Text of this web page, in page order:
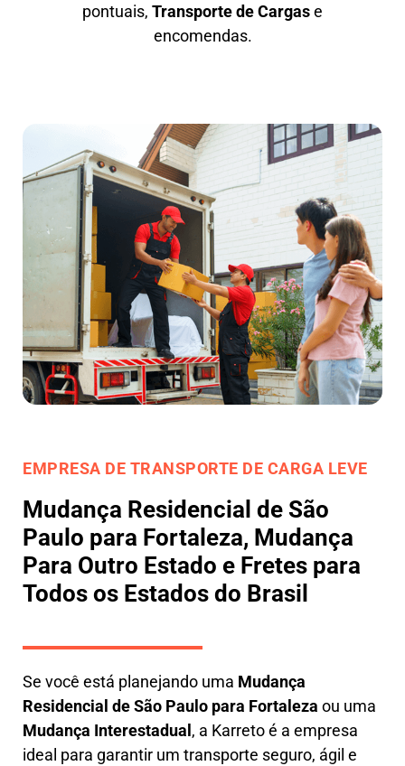
pontuais, Transporte de Cargase
encomendas.
EMPRESA DE TRANSPORTE DE CARGA LEVE
Mudança Residencial de São
Paulo para Fortaleza, Mudança
Para Outro Estado e Fretes para
Todos os Estados do Brasil
Se você está planejando uma Mudança
Residencial de São Paulo para Fortaleza ou uma
Mudança Interestadual , a Karretoé a empresa
ideal para garantir um transporte seguro, ágil e